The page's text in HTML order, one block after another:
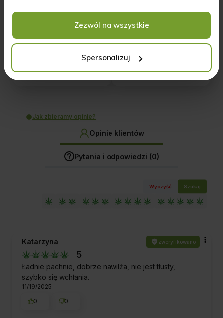
Zezwól na wszystkie
Spersonalizuj
z całego okresu
Jak zbieramy opinie?
Opinie klientów
Pytania i odpowiedzi (0)
Wyczyść Szukaj
Katarzyna zweryfikowano
5
Ładnie pachnie, dobrze nawilża, nie jest tłusty,
szybko się wchłania.
11/19/2025
0
0